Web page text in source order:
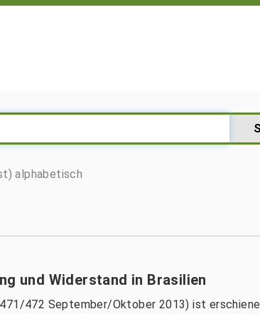
alphabetisch
und Widerstand in Brasilien
472 September/Oktober 2013) ist